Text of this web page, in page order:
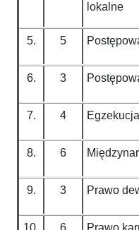
lokalne
5. 5
6. 3
7. 4
8. 6
9. 3 Prawo
10. 6 Prawo